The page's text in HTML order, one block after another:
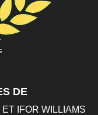
DE
IFOR WILLIAMS